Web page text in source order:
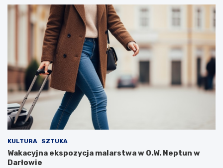
KULTURA SZTUKA
Wakacyjna ekspozycja malarstwa w O.W. Neptun w
Darłowie